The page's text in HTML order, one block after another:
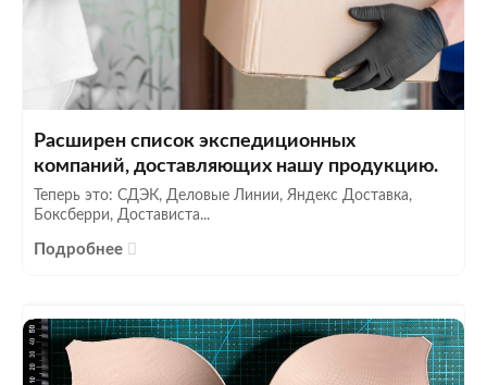
Расширен список экспедиционных
компаний, доставляющих нашу продукцию.
Теперь это: СДЭК, Деловые Линии, Яндекс Доставка,
Боксберри, Достависта...
Подробнее